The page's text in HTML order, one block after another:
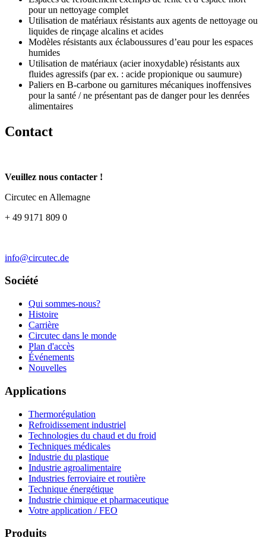
pour un nettoyage complet
Utilisation de matériaux résistants aux agents de nettoyage ou
liquides de rinçage alcalins et acides
Modèles résistants aux éclaboussures d’eau pour les espaces
humides
Utilisation de matériaux (acier inoxydable) résistants aux
fluides agressifs (par ex. : acide propionique ou saumure)
Paliers en B-carbone ou garnitures mécaniques inoffensives
pour la santé / ne présentant pas de danger pour les denrées
alimentaires
Contact
Veuillez nous contacter !
Circutec en Allemagne
+ 49 9171 809 0
info@circutec.de
Société
Qui sommes-nous?
Histoire
Carrière
Circutec dans le monde
Plan d'accès
Événements
Nouvelles
Applications
Thermorégulation
Refroidissement industriel
Technologies du chaud et du froid
Techniques médicales
Industrie du plastique
Industrie agroalimentaire
Industries ferroviaire et routière
Technique énergétique
Industrie chimique et pharmaceutique
Votre application / FEO
Produits